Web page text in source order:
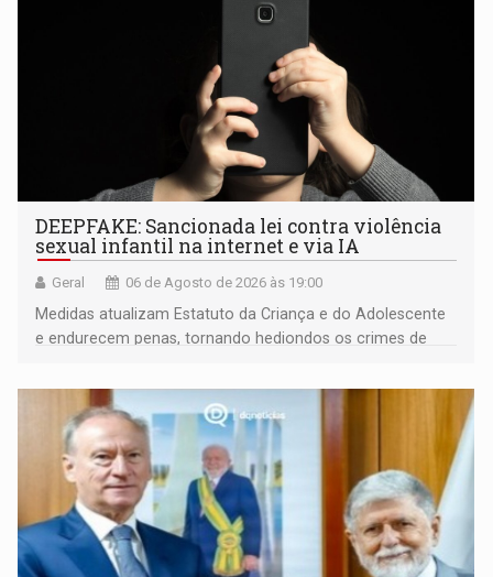
DEEPFAKE: Sancionada lei contra violência
sexual infantil na internet e via IA
Geral 06 de Agosto de 2026 às 19:00
Medidas atualizam Estatuto da Criança e do Adolescente
e endurecem penas, tornando hediondos os crimes de